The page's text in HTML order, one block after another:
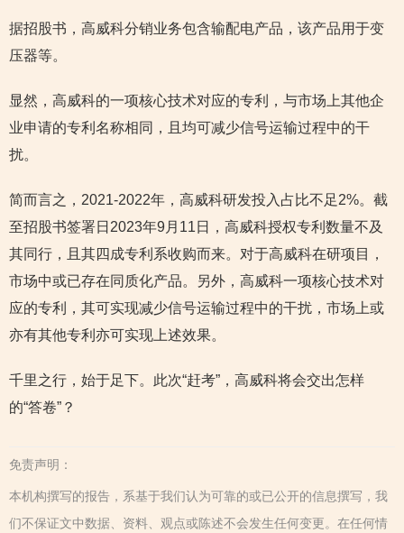
据招股书，高威科分销业务包含输配电产品，该产品用于变
压器等。
显然，高威科的一项核心技术对应的专利，与市场上其他企
业申请的专利名称相同，且均可减少信号运输过程中的干
扰。
简而言之，2021-2022年，高威科研发投入占比不足2%。截
至招股书签署日2023年9月11日，高威科授权专利数量不及
其同行，且其四成专利系收购而来。对于高威科在研项目，
市场中或已存在同质化产品。另外，高威科一项核心技术对
应的专利，其可实现减少信号运输过程中的干扰，市场上或
亦有其他专利亦可实现上述效果。
千里之行，始于足下。此次“赶考”，高威科将会交出怎样
的“答卷”？
免责声明：
本机构撰写的报告，系基于我们认为可靠的或已公开的信息撰写，我
们不保证文中数据、资料、观点或陈述不会发生任何变更。在任何情